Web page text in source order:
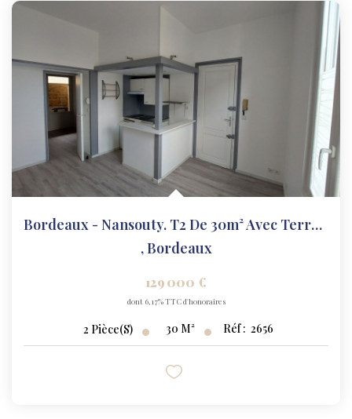
Bordeaux - Nansouty. T2 De 30m² Avec Terrasse.
,Bordeaux
129 000 €
dont 6,17% TTC d'honoraires
2 Pièce(s) 30 M² Réf : 2656